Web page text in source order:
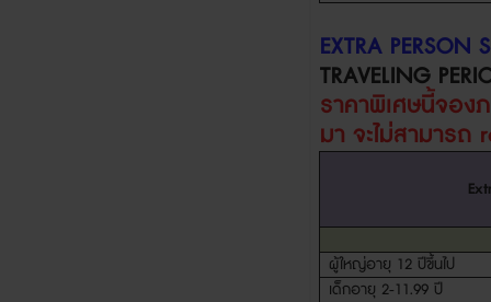
EXTRA PERSON
TRAVELING
ราคาพิเศษนี้จอง
มา จะไม่สามารถ
ผู้ใหญ่อายุ 12 ปีขึ้นไป
เด็กอายุ 2-11.99 ปี